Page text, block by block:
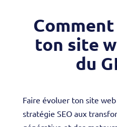
ton site
du
Faire évoluer ton site
stratégie SEO aux